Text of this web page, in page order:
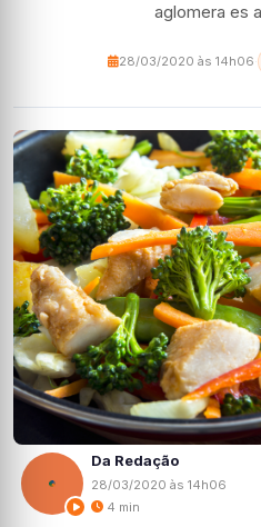
aglomera es
28/03/2020 às 14h06
Da Redação
28/03/2020 às 14h06
4 min